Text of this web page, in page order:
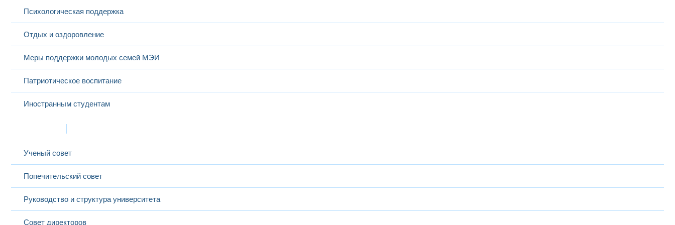
Психологическая поддержка
Отдых и оздоровление
Меры поддержки молодых семей МЭИ
Патриотическое воспитание
Иностранным студентам
Ученый совет
Попечительский совет
Руководство и структура университета
Совет директоров